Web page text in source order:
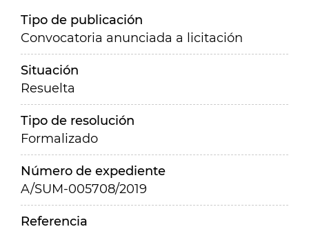
Tipo de publicación
Convocatoria anunciada a licitación
Situación
Resuelta
Tipo de resolución
Formalizado
Número de expediente
A/SUM-005708/2019
Referencia